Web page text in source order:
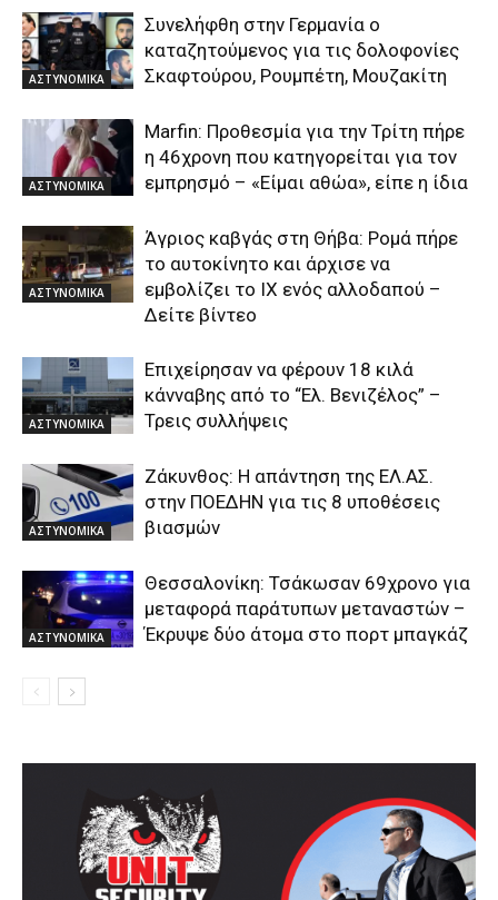
ΑΣΤΥΝΟΜΙΚΑ
Συνελήφθη στην Γερμανία ο
καταζητούμενος για τις δολοφονίες
Σκαφτούρου, Ρουμπέτη, Μουζακίτη
ΑΣΤΥΝΟΜΙΚΑ
Marfin: Προθεσμία για την Τρίτη πήρε
η 46χρονη που κατηγορείται για τον
εμπρησμό – «Είμαι αθώα», είπε η ίδια
ΑΣΤΥΝΟΜΙΚΑ
Άγριος καβγάς στη Θήβα: Ρομά πήρε
το αυτοκίνητο και άρχισε να
εμβολίζει το ΙΧ ενός αλλοδαπού –
Δείτε βίντεο
ΑΣΤΥΝΟΜΙΚΑ
Επιχείρησαν να φέρουν 18 κιλά
κάνναβης από το “Ελ. Βενιζέλος” –
Τρεις συλλήψεις
ΑΣΤΥΝΟΜΙΚΑ
Ζάκυνθος: Η απάντηση της ΕΛ.ΑΣ.
στην ΠΟΕΔΗΝ για τις 8 υποθέσεις
βιασμών
ΑΣΤΥΝΟΜΙΚΑ
Θεσσαλονίκη: Τσάκωσαν 69χρονο για
μεταφορά παράτυπων μεταναστών –
Έκρυψε δύο άτομα στο πορτ μπαγκάζ